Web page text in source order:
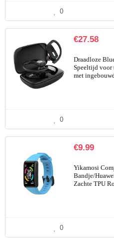
0
€27.58
Draadloze
Speeltijd voor
met
0
€9.99
Yikamosi
Bandje/
Zachte TPU
0